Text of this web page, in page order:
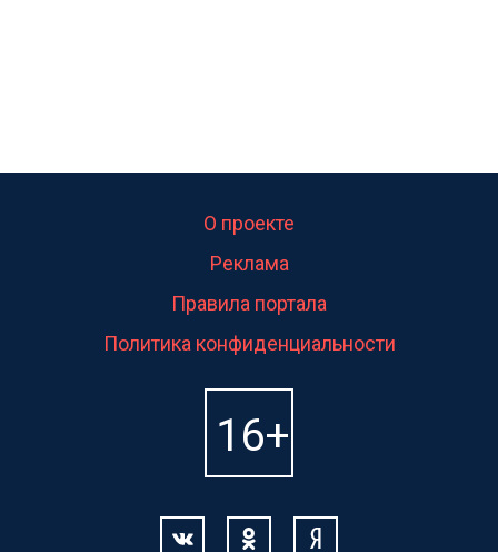
О проекте
Реклама
Правила портала
Политика конфиденциальности